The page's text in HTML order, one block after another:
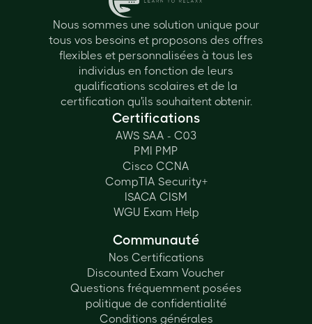
Nous sommes une solution unique pour
tous vos besoins et proposons des offres
flexibles et personnalisées à tous les
individus en fonction de leurs
qualifications scolaires et de la
certification qu'ils souhaitent obtenir.
Certifications
AWS SAA - C03
PMI PMP
Cisco CCNA
CompTIA Security+
ISACA CISM
WGU Exam Help
Communauté
Nos Certifications
Discounted Exam Voucher
Questions fréquemment posées
politique de confidentialité
Conditions générales